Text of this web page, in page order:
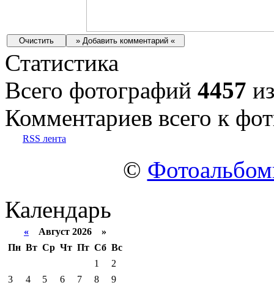
Статистика
Всего фотографий 4457
Комментариев всего к
RSS лента
©
Календарь
« Август 2026 »
Пн Вт Ср Чт Пт Сб Вс
1
2
3
4 5 6 7 8
9